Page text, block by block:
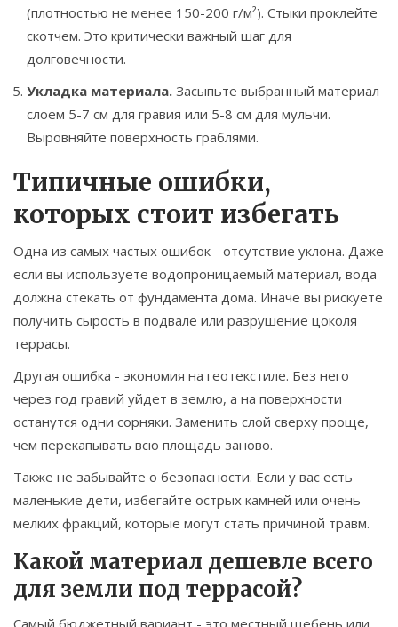
(плотностью не менее 150-200 г/м²). Стыки проклейте
скотчем. Это критически важный шаг для
долговечности.
Укладка материала. Засыпьте выбранный материал
слоем 5-7 см для гравия или 5-8 см для мульчи.
Выровняйте поверхность граблями.
Типичные ошибки,
которых стоит избегать
Одна из самых частых ошибок - отсутствие уклона. Даже
если вы используете водопроницаемый материал, вода
должна стекать от фундамента дома. Иначе вы рискуете
получить сырость в подвале или разрушение цоколя
террасы.
Другая ошибка - экономия на геотекстиле. Без него
через год гравий уйдет в землю, а на поверхности
останутся одни сорняки. Заменить слой сверху проще,
чем перекапывать всю площадь заново.
Также не забывайте о безопасности. Если у вас есть
маленькие дети, избегайте острых камней или очень
мелких фракций, которые могут стать причиной травм.
Какой материал дешевле всего
для земли под террасой?